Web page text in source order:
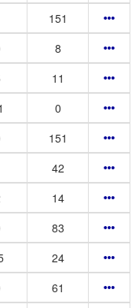
151
8
11
0
151
42
14
83
24
61